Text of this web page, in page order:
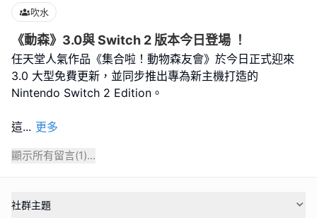
吹水
《動森》3.0與 Switch 2 版本今日登場 ！
任天堂人氣作品《集合啦！動物森友會》於今日正式迎來
3.0 大型免費更新，並同步推出專為新主機打造的
Nintendo Switch 2 Edition。
這... 更多
顯示所有留言(1)...
社群主題